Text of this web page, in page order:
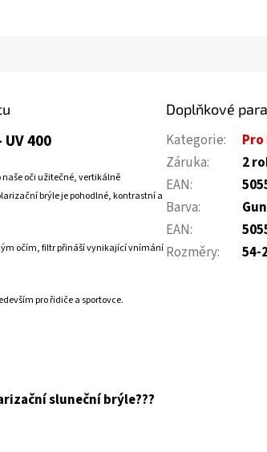
UV 400
naše oči užitečné, vertikálně
brýle je pohodlné, kontrastní a
očím, filtr přináší vynikající vnímání
pro řidiče a sportovce.
sluneční brýle???
Doplňkové
Kategorie:
Záruka:
2
EAN:
Barva:
EAN:
Rozměry: 54-